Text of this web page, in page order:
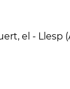
el - Llesp